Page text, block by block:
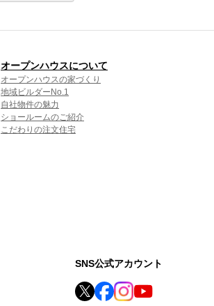
オープンハウスについて
オープンハウスの家づくり
地域ビルダーNo.1
自社物件の魅力
ショールームのご紹介
こだわりの注文住宅
SNS公式アカウント